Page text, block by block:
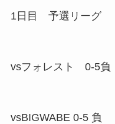
1日目 予選リーグ
vsフォレスト 0-5負
vsBIGWABE 0-5 負